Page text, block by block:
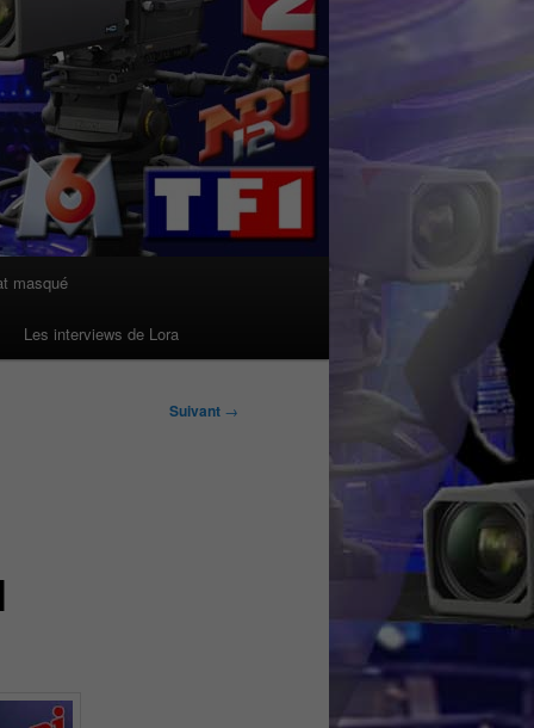
masqué
Les interviews de Lora
Suivant →